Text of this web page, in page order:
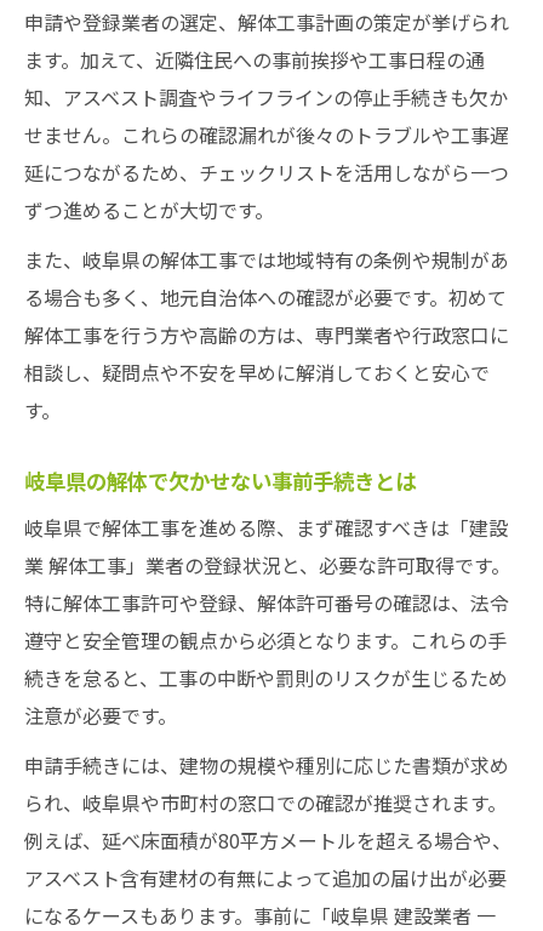
申請や登録業者の選定、解体工事計画の策定が挙げられ
ます。加えて、近隣住民への事前挨拶や工事日程の通
知、アスベスト調査やライフラインの停止手続きも欠か
せません。これらの確認漏れが後々のトラブルや工事遅
延につながるため、チェックリストを活用しながら一つ
ずつ進めることが大切です。
また、岐阜県の解体工事では地域特有の条例や規制があ
る場合も多く、地元自治体への確認が必要です。初めて
解体工事を行う方や高齢の方は、専門業者や行政窓口に
相談し、疑問点や不安を早めに解消しておくと安心で
す。
岐阜県の解体で欠かせない事前手続きとは
岐阜県で解体工事を進める際、まず確認すべきは「建設
業 解体工事」業者の登録状況と、必要な許可取得です。
特に解体工事許可や登録、解体許可番号の確認は、法令
遵守と安全管理の観点から必須となります。これらの手
続きを怠ると、工事の中断や罰則のリスクが生じるため
注意が必要です。
申請手続きには、建物の規模や種別に応じた書類が求め
られ、岐阜県や市町村の窓口での確認が推奨されます。
例えば、延べ床面積が80平方メートルを超える場合や、
アスベスト含有建材の有無によって追加の届け出が必要
になるケースもあります。事前に「岐阜県 建設業者 一